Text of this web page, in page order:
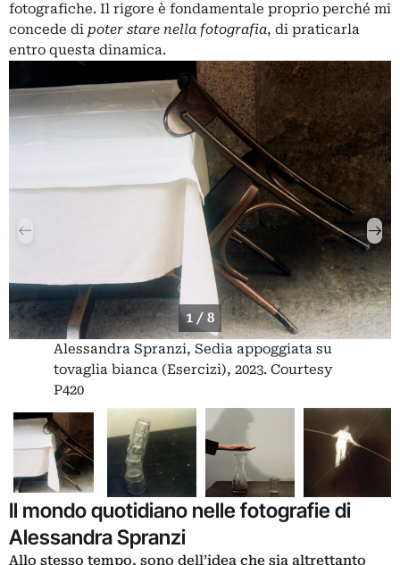
fotografiche. Il rigore è fondamentale proprio perché mi
concede di poter stare nella fotografia, di praticarla
entro questa dinamica.
1 / 8
Alessandra Spranzi, Sedia appoggiata su
tovaglia bianca (Esercizi), 2023. Courtesy
P420
Il mondo quotidiano nelle fotografie di
Alessandra Spranzi
Allo stesso tempo, sono dell’idea che sia altrettanto